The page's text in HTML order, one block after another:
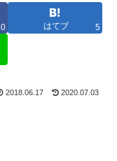
0 はてブ 5
2018.06.17 2020.07.03